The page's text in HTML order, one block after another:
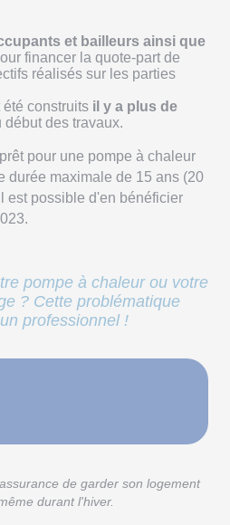
et bailleurs ainsi que
financer la quote-part de
réalisés sur les parties
été construits il y a plus de
début des travaux.
pour une pompe à chaleur
durée maximale de 15 ans (20
est possible d'en bénéficier
pompe à chaleur ou votre
? Cette problématique
professionnel !
de garder son logement
durant l'hiver.